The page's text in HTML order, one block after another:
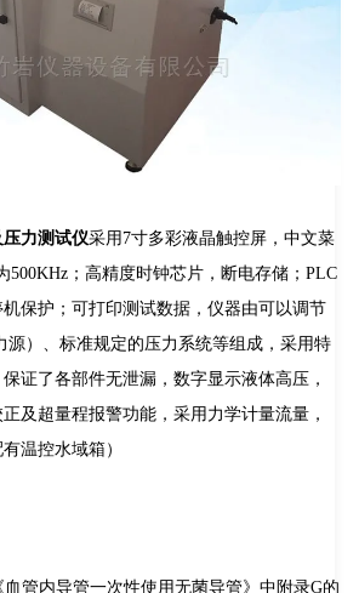
力测试仪采用7寸多彩液晶触控屏，中文菜
500KHz；高精度时钟芯片，断电存储；PLC
机保护；可打印测试数据，仪器由可以调节
源）、标准规定的压力系统等组成，采用特
证了各部件无泄漏，数字显示液体高压，
及超量程报警功能，采用力学计量流量，
温控水域箱）
血管内导管一次性使用无菌导管》中附录G的